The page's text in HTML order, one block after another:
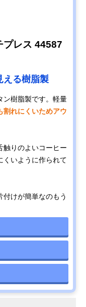
プレス 44587
える樹脂製
ン樹脂製です。軽量
割れにくいためアウ
触りのよいコーヒー
くいように作られて
付けが簡単なのもう